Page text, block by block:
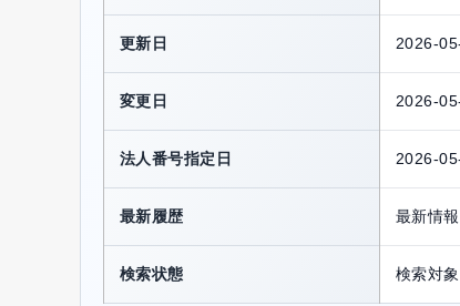
更新日 2026-
変更日 2026-
法人番号指定日 2026-
最新履歴 最新情報
検索状態 検索対象